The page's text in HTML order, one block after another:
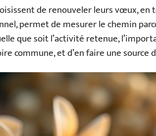
de renouveler leurs vœux,
permet de mesurer le chemin
que soit l’activité retenue,
commune, et d’en faire une source